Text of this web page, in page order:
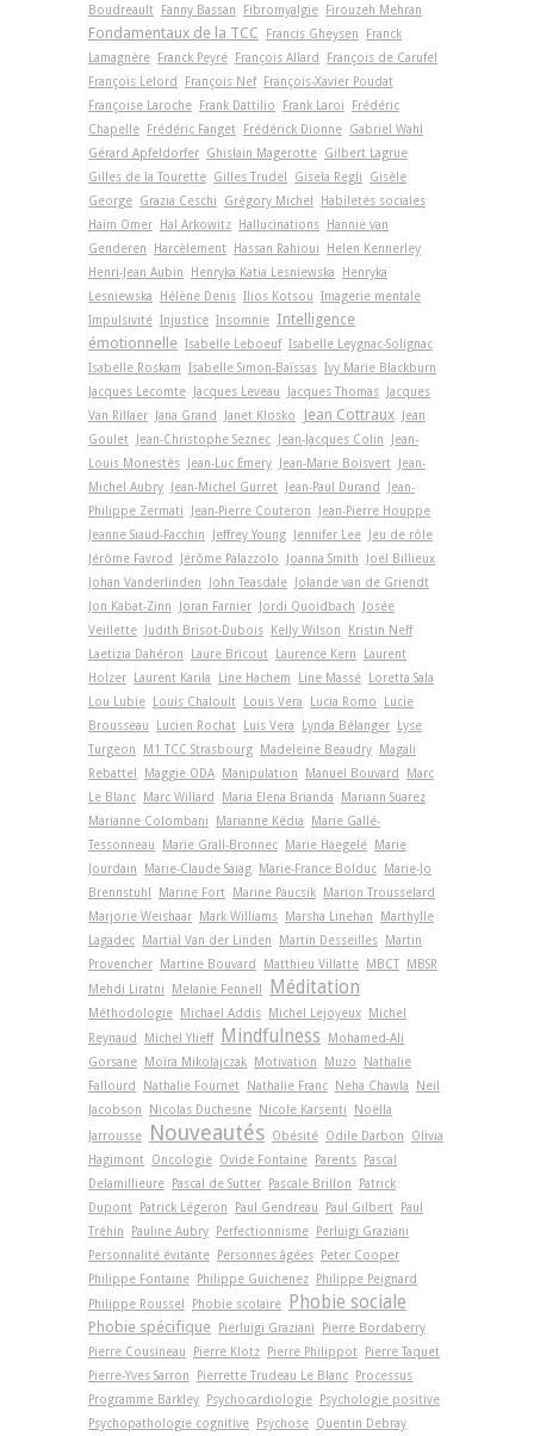
Boudreault Fanny Bassan Fibromyalgie Firouzeh Mehran
Fondamentaux de la TCC Francis Gheysen
Franck
Lamagnère Franck Peyré François Allard
François de Carufel
François Lelord
François Nef François-Xavier Poudat
Françoise Laroche Frank Dattilio Frank Laroi
Frédéric
Chapelle Frédéric Fanget Frédérick Dionne Gabriel Wahl
Gérard Apfeldorfer Ghislain Magerotte Gilbert Lagrue
Gilles de la Tourette Gilles Trudel Gisela Regli
Gisèle
George Grazia Ceschi Grégory Michel
Habiletés sociales
Haim Omer Hal Arkowitz Hallucinations Hannie van
Genderen
Harcèlement Hassan Rahioui
Helen Kennerley
Henri-Jean Aubin
Henryka Katia Lesniewska
Henryka
Lesniewska
Hélène Denis Ilios Kotsou Imagerie mentale
Impulsivité Injustice Insomnie Intelligence
émotionnelle Isabelle Leboeuf Isabelle Leygnac-Solignac
Isabelle Roskam Isabelle Simon-Baïssas Ivy Marie Blackburn
Jacques Lecomte Jacques Leveau Jacques Thomas Jacques
Van Rillaer Jana Grand Janet Klosko Jean Cottraux Jean
Goulet Jean-Christophe Seznec Jean-Jacques Colin
Jean-
Louis Monestès Jean-Luc Émery Jean-Marie Boisvert Jean-
Michel Aubry Jean-Michel Gurret Jean-Paul Durand
Jean-
Philippe Zermati
Jean-Pierre Couteron
Jean-Pierre Houppe
Jeanne Siaud-Facchin
Jeffrey Young Jennifer Lee Jeu de rôle
Jérôme Favrod
Jérôme Palazzolo Joanna Smith
Joël Billieux
Johan Vanderlinden
John Teasdale Jolande van de Griendt
Jon Kabat-Zinn
Joran Farnier Jordi Quoidbach
Josée
Veillette Judith Brisot-Dubois Kelly Wilson
Kristin Neff
Laetizia Dahéron
Laure Bricout Laurence Kern
Laurent
Holzer Laurent Karila Line Hachem Line Massé Loretta Sala
Lou Lubie Louis Chaloult Louis Vera Lucia Romo
Lucie
Brousseau
Lucien Rochat Luis Vera Lynda Bélanger Lyse
Turgeon
M1 TCC Strasbourg Madeleine Beaudry Magali
Rebattel
Maggie ODA Manipulation Manuel Bouvard
Marc
Le Blanc Marc Willard Maria Elena Brianda
Mariann Suarez
Marianne Colombani
Marianne Kédia
Marie Gallé-
Tessonneau
Marie Grall-Bronnec Marie Haegelé Marie
Jourdain
Marie-Claude Saiag Marie-France Bolduc Marie-Jo
Brennstuhl
Marine Fort Marine Paucsik Marion Trousselard
Marjorie Weishaar Mark Williams Marsha Linehan
Marthylle
Lagadec Martial Van der Linden Martin Desseilles Martin
Provencher Martine Bouvard Matthieu Villatte MBCT MBSR
Mehdi Liratni
Melanie Fennell Méditation
Méthodologie Michael Addis Michel Lejoyeux Michel
Reynaud
Michel Ylieff Mindfulness
Mohamed-Ali
Gorsane Moïra Mikolajczak Motivation Muzo
Nathalie
Fallourd
Nathalie Fournet Nathalie Franc Neha Chawla
Neil
Jacobson
Nicolas Duchesne Nicole Karsenti
Noëlla
Jarrousse
Nouveautés Obésité Odile Darbon
Olivia
Hagimont Oncologie Ovide Fontaine Parents Pascal
Delamillieure Pascal de Sutter Pascale Brillon
Patrick
Dupont Patrick Légeron Paul Gendreau Paul Gilbert Paul
Tréhin
Pauline Aubry Perfectionnisme Perluigi Graziani
Personnalité évitante Personnes âgées Peter Cooper
Philippe Fontaine Philippe Guichenez Philippe Peignard
Philippe Roussel
Phobie scolaire Phobie sociale
Phobie spécifique Pierluigi Graziani
Pierre Bordaberry
Pierre Cousineau
Pierre Klotz Pierre Philippot Pierre Taquet
Pierre-Yves Sarron
Pierrette Trudeau Le Blanc Processus
Programme Barkley Psychocardiologie Psychologie positive
Psychopathologie cognitive Psychose Quentin Debray